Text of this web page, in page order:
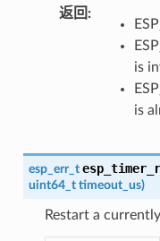
返回 :
is
is
esp_err_t
uint64_t timeout_us)
Restart a